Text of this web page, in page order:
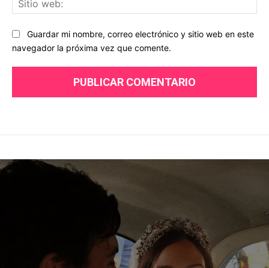
Guardar mi nombre, correo electrónico y sitio web en este
navegador la próxima vez que comente.